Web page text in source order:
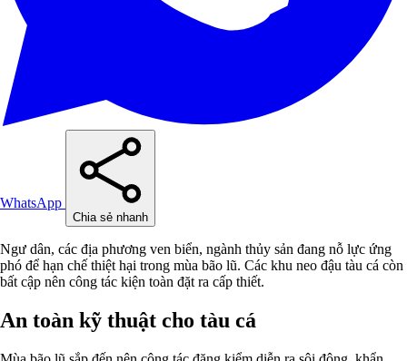
WhatsApp
Chia sẻ nhanh
Ngư dân, các địa phương ven biển, ngành thủy sản đang nỗ lực ứng
phó để hạn chế thiệt hại trong mùa bão lũ. Các khu neo đậu tàu cá còn
bất cập nên công tác kiện toàn đặt ra cấp thiết.
An toàn kỹ thuật cho tàu cá